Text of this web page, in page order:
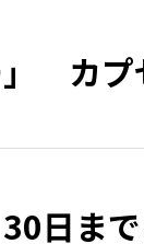
」 カプ
日まで